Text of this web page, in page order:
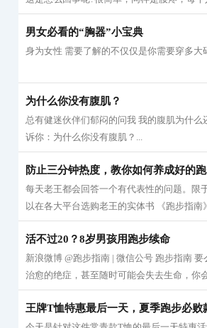
男女必看的“胸器”小宝典
身为女性 需要了解的不仅仅是你需要穿多
为什么你没有腹肌？
总有健迷伙伴们郁闷的问我 我的腹肌为什
诉你：为什么你没有腹肌？...
防止三分钟热度，教你如何养成好的
每天老王都会回答一个有代表性的问题。限
以在各大平台选购老王的实体书 《跑步指南
活不过20？8岁男孩用跑步续命
新浪微博 @跑步指南 | 微信公号 跑步指南
治愈的绝症，甚至随时可能会失去生命，你
王牌T恤特惠最后一天，夏季跑步必败